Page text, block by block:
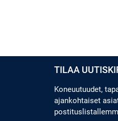
TILAA
Koneuutuudet,
ajankohtaiset